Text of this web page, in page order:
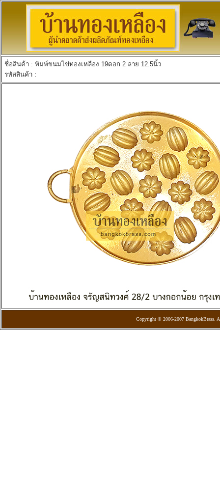
ชื่อสินค้า : พิมพ์ขนมไข่ทองเหลือง 19ดอก 2 ลาย 12.5นิ้ว
รหัสสินค้า :
Copyright © 2006-2007 BangkokBrass.